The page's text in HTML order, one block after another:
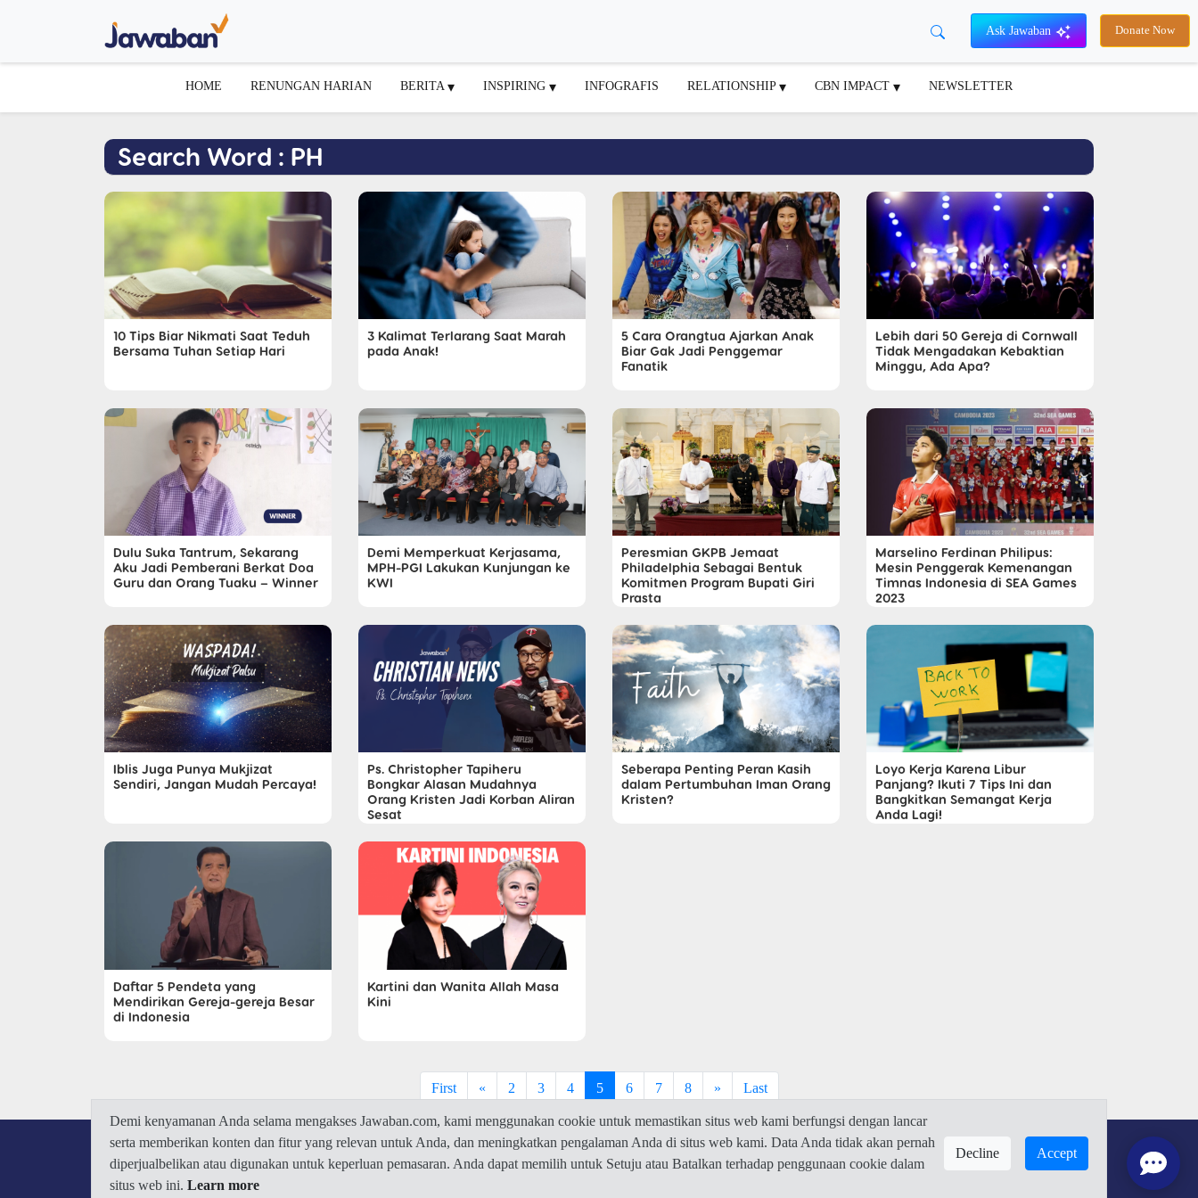
Ask Jawaban Donate Now
HOME RENUNGAN HARIAN BERITA INSPIRING INFOGRAFIS RELATIONSHIP CBN IMPACT NEWSLETTER
Search Word : PH
10 Tips Biar Nikmati Saat Teduh
Bersama Tuhan Setiap Hari
3 Kalimat Terlarang Saat Marah
pada Anak!
5 Cara Orangtua Ajarkan Anak
Biar Gak Jadi Penggemar
Fanatik
Lebih dari 50 Gereja di Cornwall
Tidak Mengadakan Kebaktian
Minggu, Ada Apa?
Dulu Suka Tantrum, Sekarang
Aku Jadi Pemberani Berkat Doa
Guru dan Orang Tuaku – Winner
Demi Memperkuat Kerjasama,
MPH-PGI Lakukan Kunjungan ke
KWI
Peresmian GKPB Jemaat
Philadelphia Sebagai Bentuk
Komitmen Program Bupati Giri
Prasta
Marselino Ferdinan Philipus:
Mesin Penggerak Kemenangan
Timnas Indonesia di SEA Games
2023
Iblis Juga Punya Mukjizat
Sendiri, Jangan Mudah Percaya!
Ps. Christopher Tapiheru
Bongkar Alasan Mudahnya
Orang Kristen Jadi Korban Aliran
Sesat
Seberapa Penting Peran Kasih
dalam Pertumbuhan Iman Orang
Kristen?
Loyo Kerja Karena Libur
Panjang? Ikuti 7 Tips Ini dan
Bangkitkan Semangat Kerja
Anda Lagi!
Daftar 5 Pendeta yang
Mendirikan Gereja-gereja Besar
di Indonesia
Kartini dan Wanita Allah Masa
Kini
First « 2 3 4 5 6 7 8 » Last
Demi kenyamanan Anda selama mengakses Jawaban.com, kami menggunakan cookie untuk memastikan situs web kami berfungsi dengan lancar
serta memberikan konten dan fitur yang relevan untuk Anda, dan meningkatkan pengalaman Anda di situs web kami. Data Anda tidak akan pernah
diperjualbelikan atau digunakan untuk keperluan pemasaran. Anda dapat memilih untuk Setuju atau Batalkan terhadap penggunaan cookie dalam
situs web ini. Learn more
Decline Accept
© 2026 Jawaban.com -Privacy Policy